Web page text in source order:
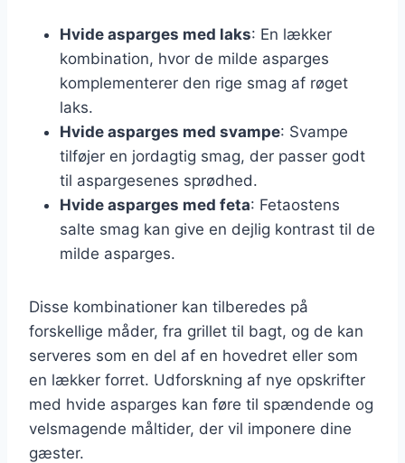
Hvide asparges med laks: En lækker
kombination, hvor de milde asparges
komplementerer den rige smag af røget
laks.
Hvide asparges med svampe: Svampe
tilføjer en jordagtig smag, der passer godt
til aspargesenes sprødhed.
Hvide asparges med feta: Fetaostens
salte smag kan give en dejlig kontrast til de
milde asparges.
Disse kombinationer kan tilberedes på
forskellige måder, fra grillet til bagt, og de kan
serveres som en del af en hovedret eller som
en lækker forret. Udforskning af nye opskrifter
med hvide asparges kan føre til spændende og
velsmagende måltider, der vil imponere dine
gæster.